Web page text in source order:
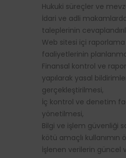
Hukuki süreçler ve
İdari ve adli
taleplerinin
Web sitesi içi
faaliyetlerinin
Finansal kontrol ve
yapılarak yasal
gerçekleştirilmesi,
İç kontrol ve denetim
yönetilmesi,
Bilgi ve işlem güvenliği
kötü amaçlı kullanımın
İşlenen verilerin güncel